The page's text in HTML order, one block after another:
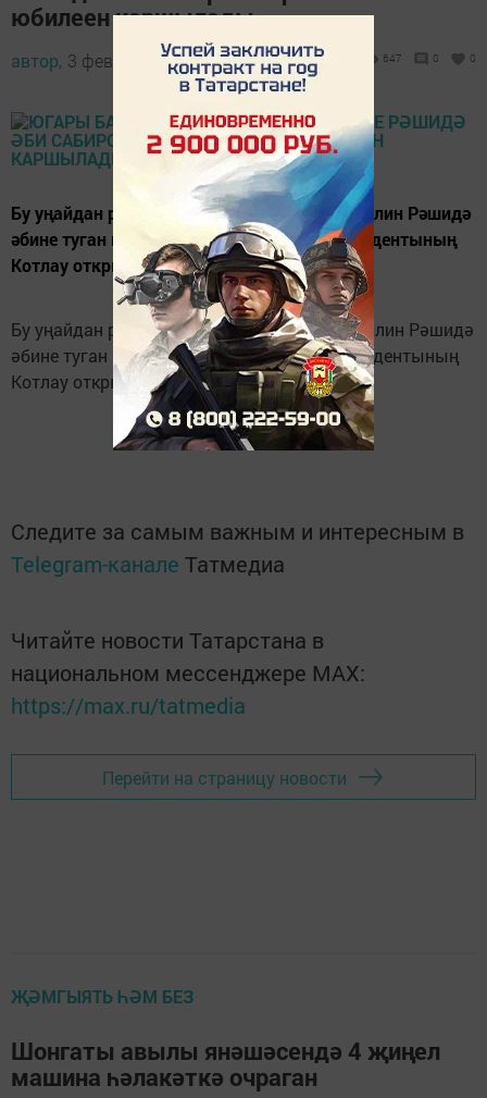
юбилеен каршылады
автор, 3 февраль 2015 - 13:26 647 0 0
Бу уңайдан район башлыгы Рәшид Заһидуллин Рәшидә
әбине туган көне белән котлап, Рәсәй Президентының
Котлау открыткасын һәм бүләк тапшырды.
Бу уңайдан район башлыгы Рәшид Заһидуллин Рәшидә
әбине туган көне белән котлап, Рәсәй Президентының
Котлау открыткасын һәм бүләк тапшырды.
Следите за самым важным и интересным в
Telegram-канале Татмедиа
Читайте новости Татарстана в
национальном мессенджере MАХ:
https://max.ru/tatmedia
Перейти на страницу новости
ҖӘМГЫЯТЬ ҺӘМ БЕЗ
Шонгаты авылы янәшәсендә 4 җиңел
машина һәлакәткә очраган